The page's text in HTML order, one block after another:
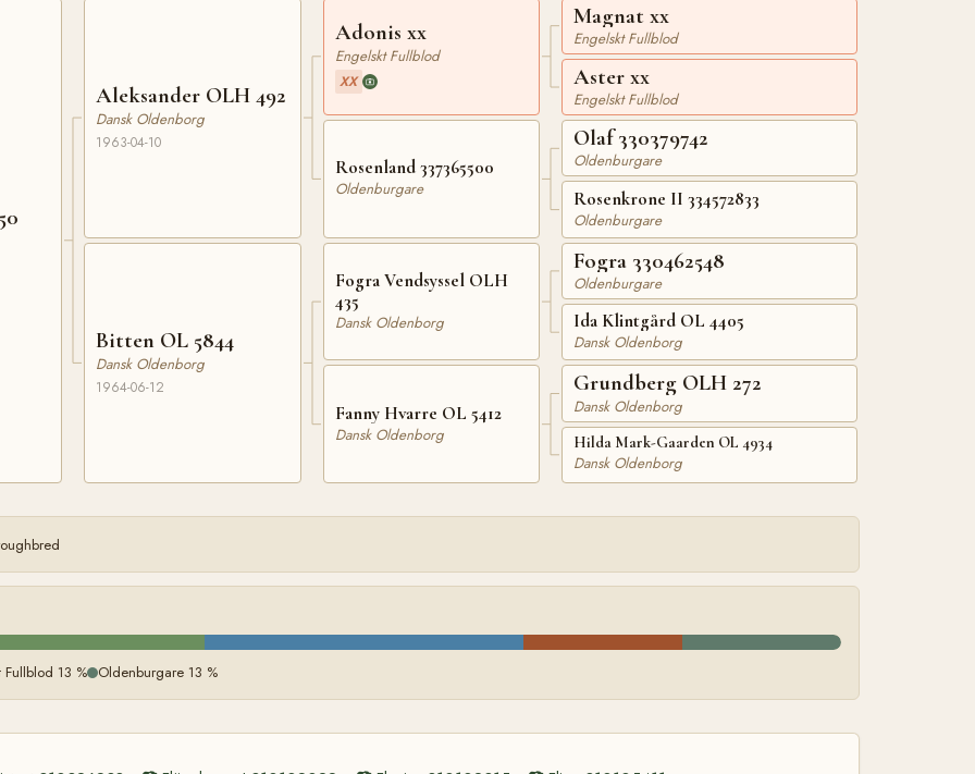
Aleksander OLH 492
Dansk Oldenborg
1963-04-10
Bitten OL 5844
Dansk Oldenborg
1964-06-12
Adonis xx
Engelskt Fullblod
XX
Rosenland 337365500
Oldenburgare
Fogra Vendsyssel OLH
435
Dansk Oldenborg
Fanny Hvarre OL 5412
Dansk Oldenborg
Magnat xx
Engelskt Fullblod
Aster xx
Engelskt Fullblod
Olaf 330379742
Oldenburgare
Rosenkrone II 334572833
Oldenburgare
Fogra 330462548
Oldenburgare
Ida Klintgård OL 4405
Dansk Oldenborg
Grundberg OLH 272
Dansk Oldenborg
Hilda Mark-Gaarden OL 4934
Dansk Oldenborg
Fullblod 13 % Oldenburgare 13 %